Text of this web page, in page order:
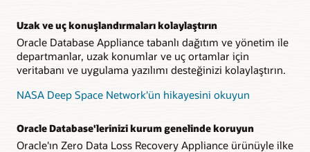
Uzak ve uç konuşlandırmaları kolaylaştırın
Oracle Database Appliance tabanlı dağıtım ve yönetim ile
departmanlar, uzak konumlar ve uç ortamlar için
veritabanı ve uygulama yazılımı desteğinizi kolaylaştırın.
NASA Deep Space Network'ün hikayesini okuyun
Oracle Database'lerinizi kurum genelinde koruyun
Oracle'ın Zero Data Loss Recovery Appliance ürünüyle ilke